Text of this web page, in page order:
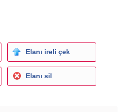
Elanı irəli çək
Elanı sil